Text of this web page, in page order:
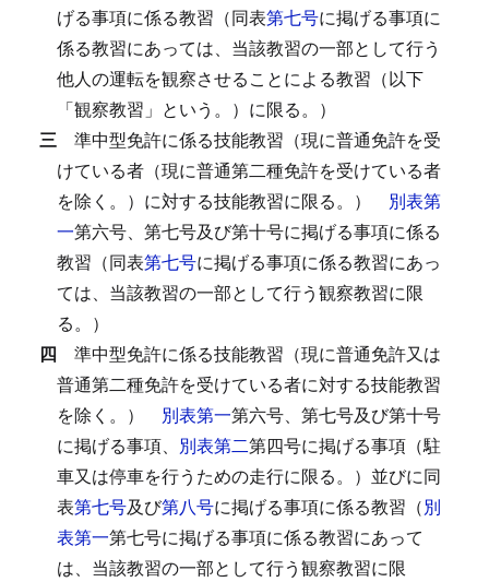
げる事項に係る教習（同表第七号に掲げる事項に
係る教習にあっては、当該教習の一部として行う
他人の運転を観察させることによる教習（以下
「観察教習」という。）に限る。）
三 準中型免許に係る技能教習（現に普通免許を受
けている者（現に普通第二種免許を受けている者
を除く。）に対する技能教習に限る。）
別表第
一第六号、第七号及び第十号に掲げる事項に係る
教習（同表第七号に掲げる事項に係る教習にあっ
ては、当該教習の一部として行う観察教習に限
る。）
四 準中型免許に係る技能教習（現に普通免許又は
普通第二種免許を受けている者に対する技能教習
を除く。）
別表第一第六号、第七号及び第十号
に掲げる事項、 別表第二第四号に掲げる事項（駐
車又は停車を行うための走行に限る。）並びに同
表第七号及び第八号に掲げる事項に係る教習（別
表第一第七号に掲げる事項に係る教習にあって
は、当該教習の一部として行う観察教習に限